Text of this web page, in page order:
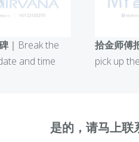
｜Break the
and time
拾金师傅
pick up
是的，请马上联